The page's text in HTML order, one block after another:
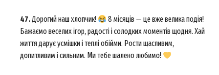
47.Дорогий наш хлопчик!
8 місяців — це вже велика подія!
Бажаємо веселих ігор, радості і солодких моментів щодня. Хай
життя дарує усмішки і теплі обійми. Рости щасливим,
допитливим і сильним. Ми тебе шалено любимо!